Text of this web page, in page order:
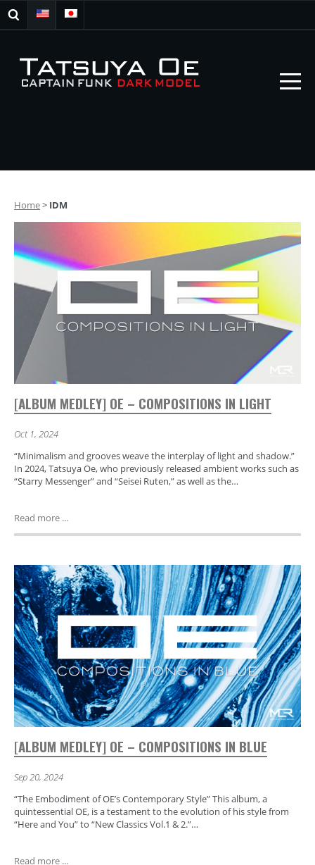
Home> IDM
[ALBUM MEDLEY] OE – COMPOSITIONS IN LIGHT
Oct 1, 2024
“Minimalism and grooves weave the interplay of light and shadow.”
In 2024, Tatsuya Oe, who previously released ambient works such as
“Starry Messenger” and “Seisei Ruten,” as well as the…
Read more ...
[ALBUM MEDLEY] OE – COMPOSITIONS IN BLUE
Sep 20, 2024
“The Embodiment of OE’s Contemporary Style” This album, a
quintessential OE, is a testament to the evolution of his style from
“Here and You” to “New Classics Vol.1 & 2.”…
Read more ...